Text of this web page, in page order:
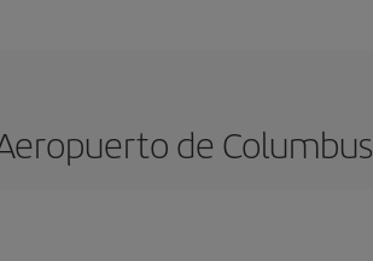
de Columbus